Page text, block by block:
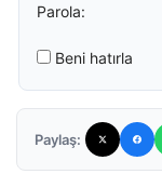
Parola:
Beni hatırla
Paylaş: